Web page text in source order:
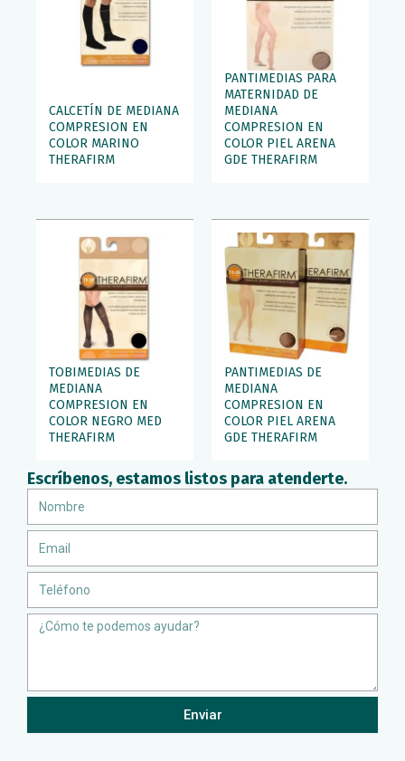
Escríbenos, estamos listos para atenderte.
Message
Enviar
CALCETÍN DE MEDIANA
COMPRESION EN
COLOR MARINO
THERAFIRM
PANTIMEDIAS PARA
MATERNIDAD DE
MEDIANA
COMPRESION EN
COLOR PIEL ARENA
GDE THERAFIRM
TOBIMEDIAS DE
MEDIANA
COMPRESION EN
COLOR NEGRO MED
THERAFIRM
PANTIMEDIAS DE
MEDIANA
COMPRESION EN
COLOR PIEL ARENA
GDE THERAFIRM